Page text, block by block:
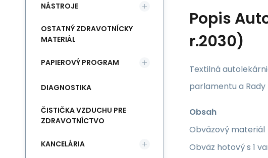
Popis
r.2030)
Textilná
parlamentu a
Obsah
Obväzový materiál
Obväz hotový s 1
NÁSTROJE
OSTATNÝ ZDRAVOTNÍCKY
MATERIÁL
PAPIEROVÝ PROGRAM
DIAGNOSTIKA
ČISTIČKA VZDUCHU PRE
ZDRAVOTNÍCTVO
KANCELÁRIA